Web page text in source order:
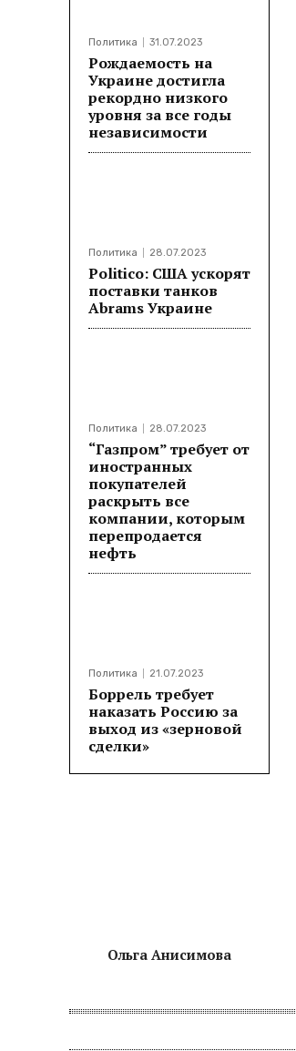
Политика 31.07.2023
Рождаемость на
Украине достигла
рекордно низкого
уровня за все годы
независимости
Политика 28.07.2023
Politico: США ускорят
поставки танков
Abrams Украине
Политика 28.07.2023
“Газпром” требует от
иностранных
покупателей
раскрыть все
компании, которым
перепродается
нефть
Политика 21.07.2023
Боррель требует
наказать Россию за
выход из «зерновой
сделки»
Ольга Анисимова